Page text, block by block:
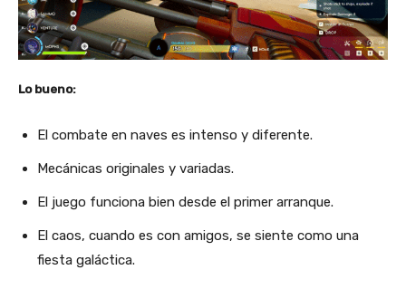
Lo bueno:
El combate en naves es intenso y diferente.
Mecánicas originales y variadas.
El juego funciona bien desde el primer arranque.
El caos, cuando es con amigos, se siente como una
fiesta galáctica.